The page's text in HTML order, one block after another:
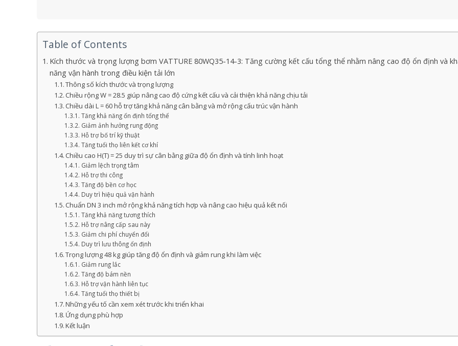
Table of Contents
Kích thước và trọng lượng bơm VATTURE 80WQ35-14-3: Tăng cường kết cấu tổng thể nhằm nâng cao độ ổn định và
năng vận hành trong điều kiện tải lớn
Thông số kích thước và trọng lượng
Chiều rộng W = 28.5 giúp nâng cao độ cứng kết cấu và cải thiện khả năng chịu tải
Chiều dài L = 60 hỗ trợ tăng khả năng cân bằng và mở rộng cấu trúc vận hành
Tăng khả năng ổn định tổng thể
Giảm ảnh hưởng rung động
Hỗ trợ bố trí kỹ thuật
Tăng tuổi thọ liên kết cơ khí
Chiều cao H(T) = 25 duy trì sự cân bằng giữa độ ổn định và tính linh hoạt
Giảm lệch trọng tâm
Hỗ trợ thi công
Tăng độ bền cơ học
Duy trì hiệu quả vận hành
Chuẩn DN 3 inch mở rộng khả năng tích hợp và nâng cao hiệu quả kết nối
Tăng khả năng tương thích
Hỗ trợ nâng cấp sau này
Giảm chi phí chuyển đổi
Duy trì lưu thông ổn định
Trọng lượng 48 kg giúp tăng độ ổn định và giảm rung khi làm việc
Giảm rung lắc
Tăng độ bám nền
Hỗ trợ vận hành liên tục
Tăng tuổi thọ thiết bị
Những yếu tố cần xem xét trước khi triển khai
Ứng dụng phù hợp
Kết luận